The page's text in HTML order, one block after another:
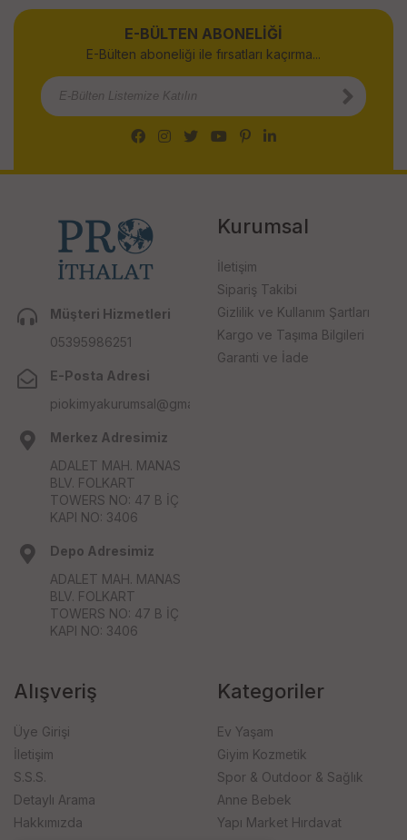
E-BÜLTEN ABONELİĞİ
E-Bülten aboneliği ile fırsatları kaçırma...
Müşteri Hizmetleri
05395986251
E-Posta Adresi
piokimyakurumsal@gmail.com
Merkez Adresimiz
ADALET MAH. MANAS
BLV. FOLKART
TOWERS NO: 47 B İÇ
KAPI NO: 3406
Depo Adresimiz
ADALET MAH. MANAS
BLV. FOLKART
TOWERS NO: 47 B İÇ
KAPI NO: 3406
Kurumsal
İletişim
Sipariş Takibi
Gizlilik ve Kullanım Şartları
Kargo ve Taşıma Bilgileri
Garanti ve İade
Alışveriş
Üye Girişi
İletişim
S.S.S.
Detaylı Arama
Hakkımızda
Kategoriler
Ev Yaşam
Giyim Kozmetik
Spor & Outdoor & Sağlık
Anne Bebek
Yapı Market Hırdavat